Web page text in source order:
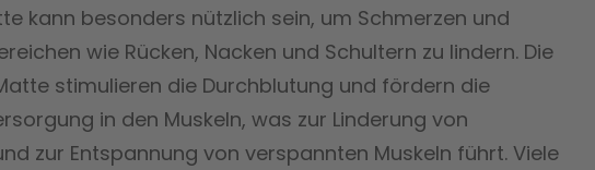
kann besonders nützlich sein, um Schmerzen und
wie Rücken, Nacken und Schultern zu lindern. Die
stimulieren die Durchblutung und fördern die
in den Muskeln, was zur Linderung von
zur Entspannung von verspannten Muskeln führt. Viele